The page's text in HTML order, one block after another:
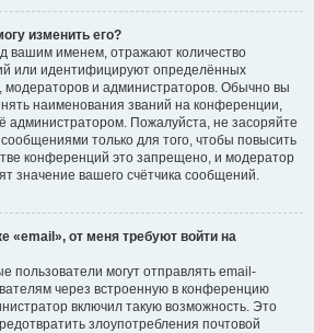
изменить его?
вашим именем, отражают количество
или идентифицируют определённых
модераторов и администраторов. Обычно вы
наименования званий на конференции,
администратором. Пожалуйста, не засоряйте
только для того, чтобы повысить
конференций это запрещено, и модератор
значение вашего счётчика сообщений.
«email», от меня требуют войти на
пользователи могут отправлять email-
через встроенную в конференцию
включил такую возможность. Это
злоупотребления почтовой